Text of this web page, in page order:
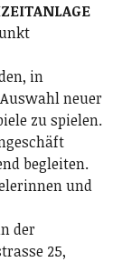
in
neuer
zu spielen.
begleiten.
und
der
25,